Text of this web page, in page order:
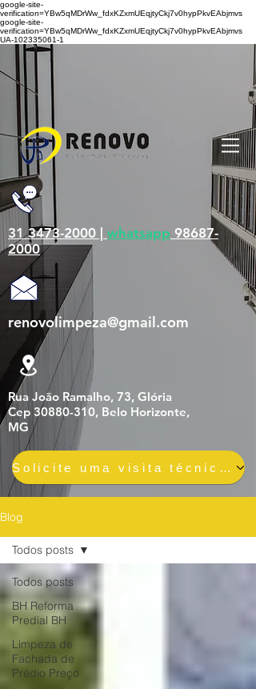
google-site-
verification=YBw5qMDrWw_fdxKZxmUEqjtyCkj7v0hypPkvEAbjmvs
google-site-
verification=YBw5qMDrWw_fdxKZxmUEqjtyCkj7v0hypPkvEAbjmvs
UA-102335061-1
31 3473-2000 | whatsapp 98687-
2000
renovolimpeza@gmail.com
Rua João Ramalho, 73, Glória
Cep 30880-310, Belo Horizonte,
MG
Solicite uma visita técnica gratuita e sem compromisso
Blog
Todos posts
BH Reforma
Predial BH
Limpeza de
Fachada de
Prédio Preço
Todos posts